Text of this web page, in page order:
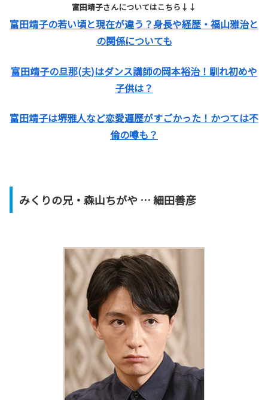
富田靖子さんについてはこちら↓↓
富田靖子の若い頃と現在が違う？身長や経歴・福山雅治と
の関係についても
富田靖子の旦那(夫)はダンス講師の岡本裕治！馴れ初めや
子供は？
富田靖子は堺雅人など恋愛遍歴がすごかった！かつては不
倫の噂も？
みくりの兄・森山ちがや … 細田善彦